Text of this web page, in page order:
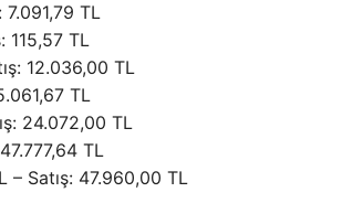
7.091,79 TL
115,57 TL
12.036,00 TL
TL
24.072,00 TL
TL
– Satış: 47.960,00 TL